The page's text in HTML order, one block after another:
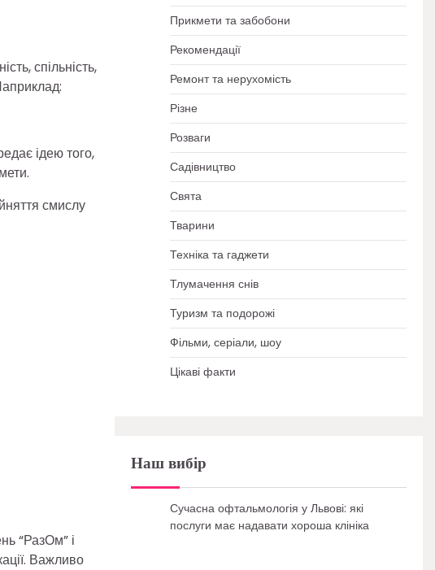
спільність,
ідею того,
смислу
“РазОм” і
Важливо
Прикмети та забобони
Рекомендації
Ремонт та нерухомість
Різне
Розваги
Садівництво
Свята
Тварини
Техніка та гаджети
Тлумачення снів
Туризм та подорожі
Фільми, серіали, шоу
Цікаві факти
Наш вибір
Сучасна офтальмологія у Львові: які
послуги має надавати хороша клініка